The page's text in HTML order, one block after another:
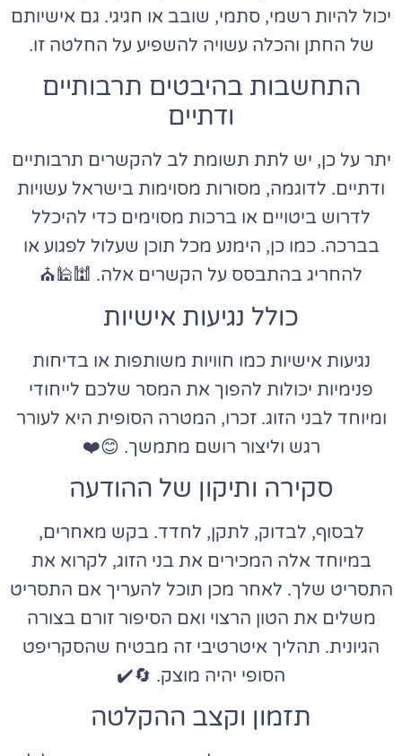
יכול להיות רשמי, סתמי, שובב או חגיגי. גם אישיותם
של החתן והכלה עשויה להשפיע על החלטה זו.
התחשבות בהיבטים תרבותיים
ודתיים
יתר על כן, יש לתת תשומת לב להקשרים תרבותיים
ודתיים. לדוגמה, מסורות מסוימות בישראל עשויות
לדרוש ביטויים או ברכות מסוימים כדי להיכלל
בברכה. כמו כן, הימנע מכל תוכן שעלול לפגוע או
להחריג בהתבסס על הקשרים אלה. 🕍🕌⛪️
כולל נגיעות אישיות
נגיעות אישיות כמו חוויות משותפות או בדיחות
פנימיות יכולות להפוך את המסר שלכם לייחודי
ומיוחד לבני הזוג. זכרו, המטרה הסופית היא לעורר
רגש וליצור רושם מתמשך. 😊❤️
סקירה ותיקון של ההודעה
לבסוף, לבדוק, לתקן, לחדד. בקש מאחרים,
במיוחד אלה המכירים את בני הזוג, לקרוא את
התסריט שלך. לאחר מכן תוכל להעריך אם התסריט
משלים את הטון הרצוי ואם הסיפור זורם בצורה
הגיונית. תהליך איטרטיבי זה מבטיח שהסקריפט
הסופי יהיה מוצק. 🔄✔️
תזמון וקצב ההקלטה